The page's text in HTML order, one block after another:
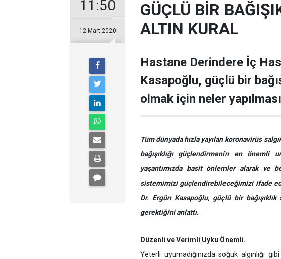
11:50
12 Mart 2020
GÜÇLÜ BİR
ALTIN KURAL
Hastane Derindere İç
Kasapoğlu, güçlü bir
olmak için neler
Tüm dünyada hızla yayılan koronavirüs
bağışıklığı güçlendirmenin en
yaşantımızda basit önlemler alarak ve
sistemimizi güçlendirebileceğimizi ifade
Dr. Ergün Kasapoğlu, güçlü bir
gerektiğini anlattı.
Düzenli ve Verimli Uyku Önemli.
Yeterli uyumadığınızda soğuk algınlığı